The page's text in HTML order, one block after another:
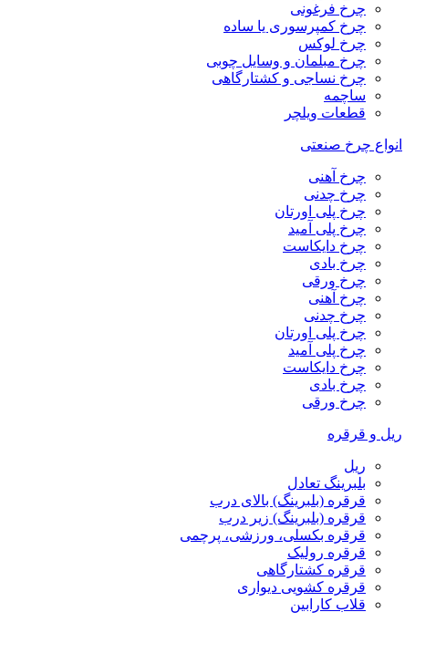
چرخ فرغونی
چرخ کمپرسوری یا ساده
چرخ لوکس
چرخ مبلمان و وسایل چوبی
چرخ نساجی و کشتارگاهی
ساچمه
قطعات ویلچر
انواع چرخ صنعتی
چرخ آهنی
چرخ چدنی
چرخ پلی اورتان
چرخ پلی آمید
چرخ دایکاست
چرخ بادی
چرخ ورقی
چرخ آهنی
چرخ چدنی
چرخ پلی اورتان
چرخ پلی آمید
چرخ دایکاست
چرخ بادی
چرخ ورقی
ریل و قرقره
ریل
بلبرینگ تعادل
قرقره (بلبرینگ) بالای درب
قرقره (بلبرینگ) زیر درب
قرقره بکسلی، ورزشی، پرچمی
قرقره رولیک
قرقره کشتارگاهی
قرقره کشویی دیواری
قلاب کارابین